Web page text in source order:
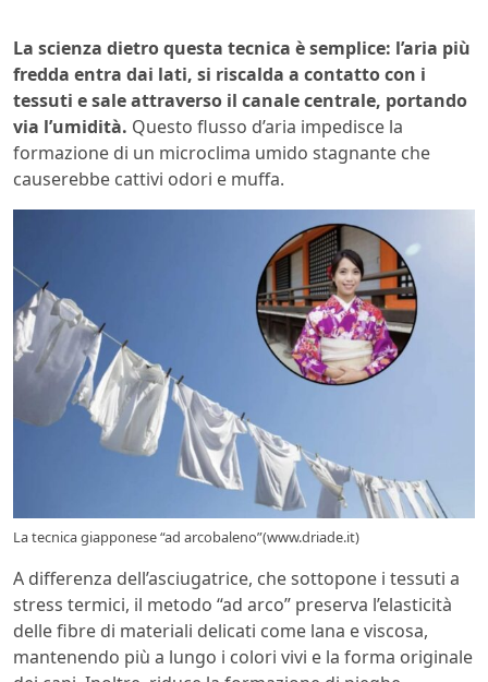
La scienza dietro questa tecnica è semplice: l’aria più
fredda entra dai lati, si riscalda a contatto con i
tessuti e sale attraverso il canale centrale, portando
via l’umidità. Questo flusso d’aria impedisce la
formazione di un microclima umido stagnante che
causerebbe cattivi odori e muffa.
La tecnica giapponese “ad arcobaleno”(www.driade.it)
A differenza dell’asciugatrice, che sottopone i tessuti a
stress termici, il metodo “ad arco” preserva l’elasticità
delle fibre di materiali delicati come lana e viscosa,
mantenendo più a lungo i colori vivi e la forma originale